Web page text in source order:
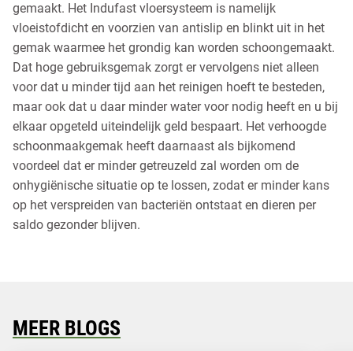
gemaakt. Het Indufast vloersysteem is namelijk
vloeistofdicht en voorzien van antislip en blinkt uit in het
gemak waarmee het grondig kan worden schoongemaakt.
Dat hoge gebruiksgemak zorgt er vervolgens niet alleen
voor dat u minder tijd aan het reinigen hoeft te besteden,
maar ook dat u daar minder water voor nodig heeft en u bij
elkaar opgeteld uiteindelijk geld bespaart. Het verhoogde
schoonmaakgemak heeft daarnaast als bijkomend
voordeel dat er minder getreuzeld zal worden om de
onhygiënische situatie op te lossen, zodat er minder kans
op het verspreiden van bacteriën ontstaat en dieren per
saldo gezonder blijven.
MEER BLOGS